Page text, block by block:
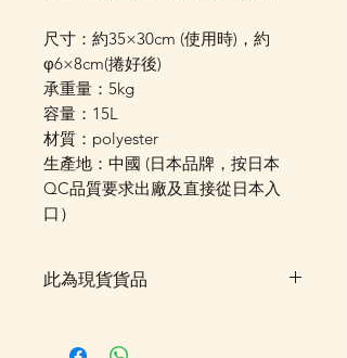
尺寸：約35×30cm (使用時)，約
φ6×8cm(捲好後)
承重量：5kg
容量：15L
材質：polyester
生產地：中國 (日本品牌，按日本
QC品質要求出廠及直接從日本入
口）
此為現貨貨品
Out 購買, 如系統顯示為"無庫